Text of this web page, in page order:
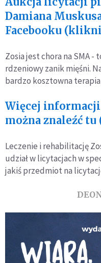
Damiana
Facebooku
Zosia jest chora na SMA
rdzeniowy zanik mięśni.
bardzo kosztowna
Więcej
można znaleźć
Leczenie i rehabilitację
udział w licytacjach w
jakiś przedmiot na